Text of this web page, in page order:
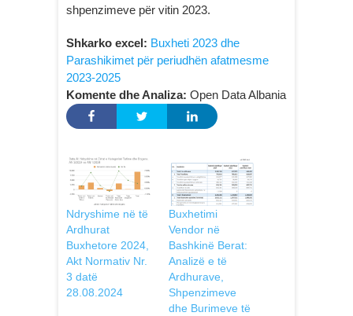
shpenzimeve për vitin 2023.
Shkarko excel: Buxheti 2023 dhe
Parashikimet për periudhën afatmesme
2023-2025
Komente dhe Analiza: Open Data Albania
Ndryshime në të
Ardhurat
Buxhetore 2024,
Akt Normativ Nr.
3 datë
28.08.2024
Buxhetimi
Vendor në
Bashkinë Berat:
Analizë e të
Ardhurave,
Shpenzimeve
dhe Burimeve të